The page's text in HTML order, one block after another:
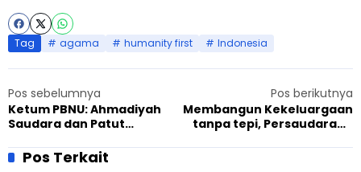
Tag agama humanity first Indonesia
Pos sebelumnya
Ketum PBNU: Ahmadiyah
Saudara dan Patut
Pos berikutnya
Membangun Kekeluargaan
tanpa tepi, Persaudaraan
Pos Terkait